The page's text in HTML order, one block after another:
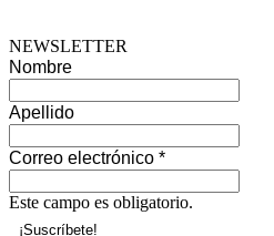
NEWSLETTER
Nombre
Apellido
Correo electrónico *
Este campo es obligatorio.